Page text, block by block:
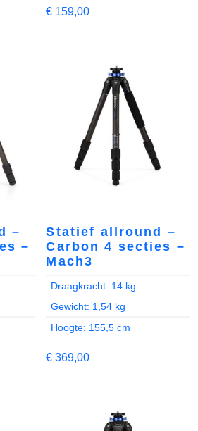
€ 159,00
–
–
Statief allround –
Carbon 4 secties –
Mach3
Draagkracht: 14 kg
Gewicht: 1,54 kg
Hoogte: 155,5 cm
€ 369,00